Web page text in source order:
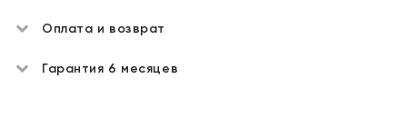
Оплата и возврат
Гарантия 6 месяцев